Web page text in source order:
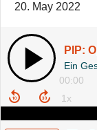
20. May 2022
00:00